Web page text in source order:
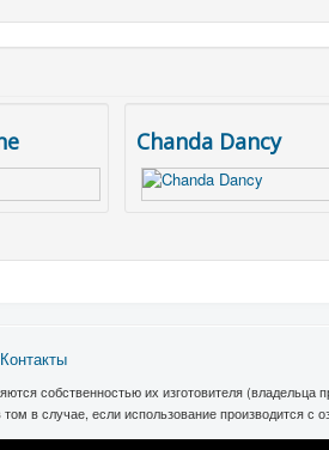
Chanda Dancy
Контакты
собственностью их изготовителя
том в случае, если использование производится